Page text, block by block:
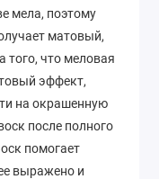
мела, поэтому
матовый,
того, что меловая
эффект,
на окрашенную
после полного
помогает
выражено и